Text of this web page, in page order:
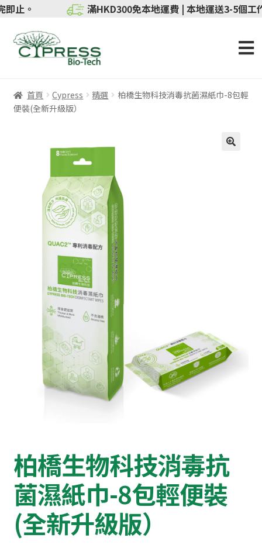
即止。 滿HKD300免本地運費 | 本地運送3-5個工作天
首頁 Cypress 精選
柏橋生物科技消毒抗菌濕紙巾-8包輕
便裝(全新升級版）
柏橋生物科技消毒抗
菌濕紙巾-8包輕便裝
(全新升級版）